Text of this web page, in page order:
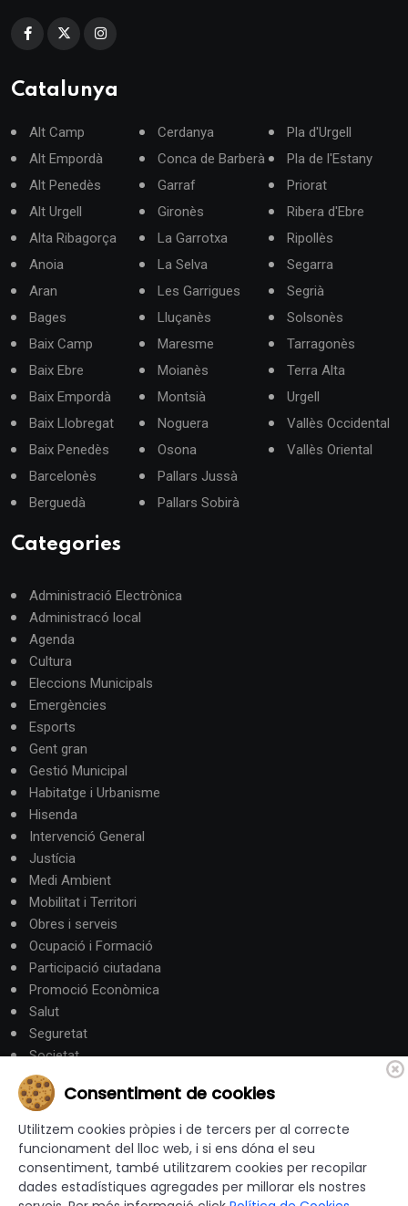
Catalunya
Alt Camp
Alt Empordà
Alt Penedès
Alt Urgell
Alta Ribagorça
Anoia
Aran
Bages
Baix Camp
Baix Ebre
Baix Empordà
Baix Llobregat
Baix Penedès
Barcelonès
Berguedà
Cerdanya
Conca de Barberà
Garraf
Gironès
La Garrotxa
La Selva
Les Garrigues
Lluçanès
Maresme
Moianès
Montsià
Noguera
Osona
Pallars Jussà
Pallars Sobirà
Pla d'Urgell
Pla de l'Estany
Priorat
Ribera d'Ebre
Ripollès
Segarra
Segrià
Solsonès
Tarragonès
Terra Alta
Urgell
Vallès Occidental
Vallès Oriental
Categories
Administració Electrònica
Administracó local
Agenda
Cultura
Eleccions Municipals
Emergències
Esports
Gent gran
Gestió Municipal
Habitatge i Urbanisme
Hisenda
Intervenció General
Justícia
Medi Ambient
Mobilitat i Territori
Obres i serveis
Ocupació i Formació
Participació ciutadana
Promoció Econòmica
Salut
Seguretat
Societat
Turisme
Altres Canals
canalandorra.ad
Consentiment de cookies
Utilitzem cookies pròpies i de tercers per al correcte
funcionament del lloc web, i si ens dóna el seu
consentiment, també utilitzarem cookies per recopilar
dades estadístiques agregades per millorar els nostres